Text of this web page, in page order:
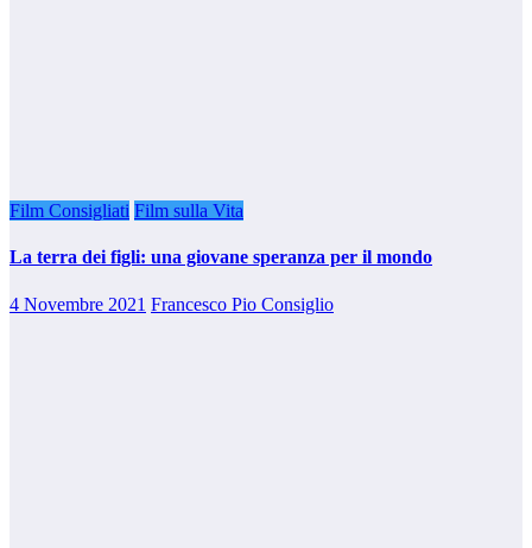
Film Consigliati Film sulla Vita
La terra dei figli: una giovane speranza per il mondo
4 Novembre 2021 Francesco Pio Consiglio